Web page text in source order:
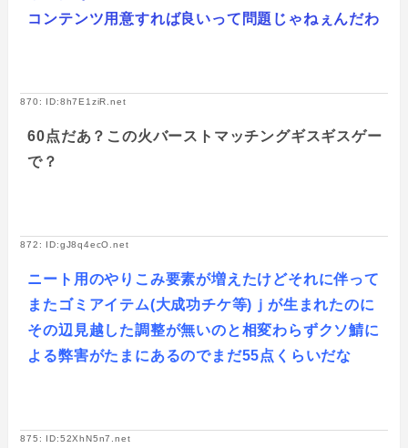
コンテンツ用意すれば良いって問題じゃねぇんだわ
870: ID:8h7E1ziR.net
60点だあ？この火バーストマッチングギスギスゲー
で？
872: ID:gJ8q4ecO.net
ニート用のやりこみ要素が増えたけどそれに伴って
またゴミアイテム(大成功チケ等)ｊが生まれたのに
その辺見越した調整が無いのと相変わらずクソ鯖に
よる弊害がたまにあるのでまだ55点くらいだな
875: ID:52XhN5n7.net